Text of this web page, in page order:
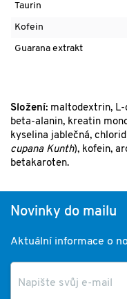
Taurin
Kofein
Guarana extrakt
Složení: maltodextrin,
beta-alanin, kreatin
kyselina jablečná,
cupana Kunth), kofein,
betakaroten.
Novinky do mailu
Aktuální informace o